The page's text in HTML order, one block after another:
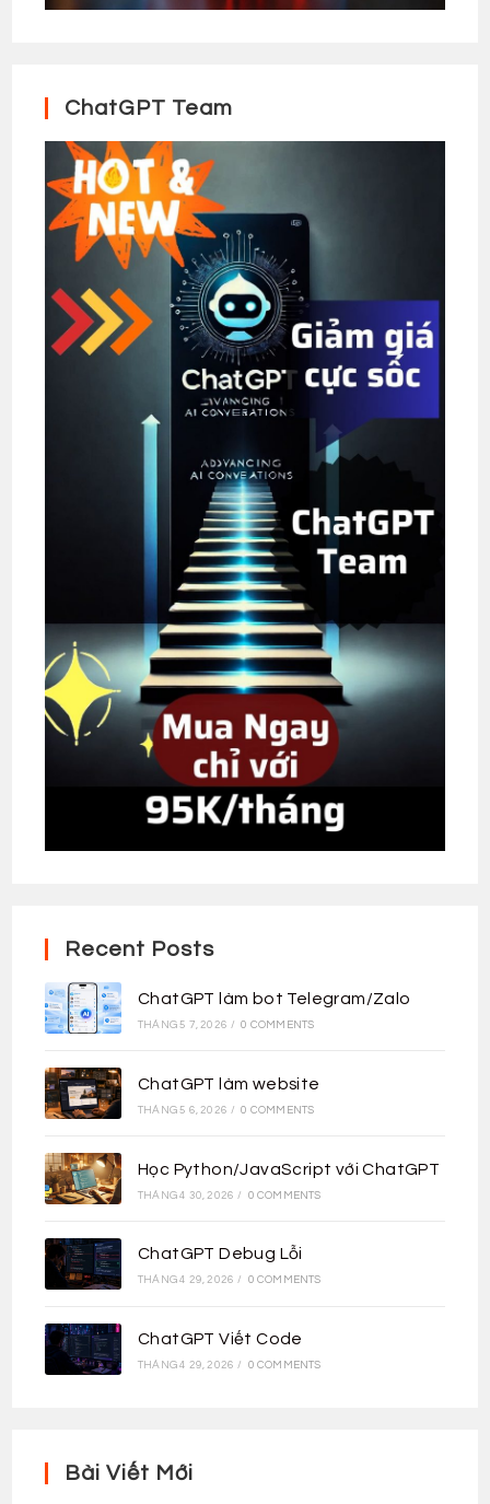
ChatGPT Team
Recent Posts
ChatGPT làm bot Telegram/Zalo
THÁNG 5 7, 2026 / 0 COMMENTS
ChatGPT làm website
THÁNG 5 6, 2026 / 0 COMMENTS
Học Python/JavaScript với ChatGPT
THÁNG 4 30, 2026 / 0 COMMENTS
ChatGPT Debug Lỗi
THÁNG 4 29, 2026 / 0 COMMENTS
ChatGPT Viết Code
THÁNG 4 29, 2026 / 0 COMMENTS
Bài Viết Mới